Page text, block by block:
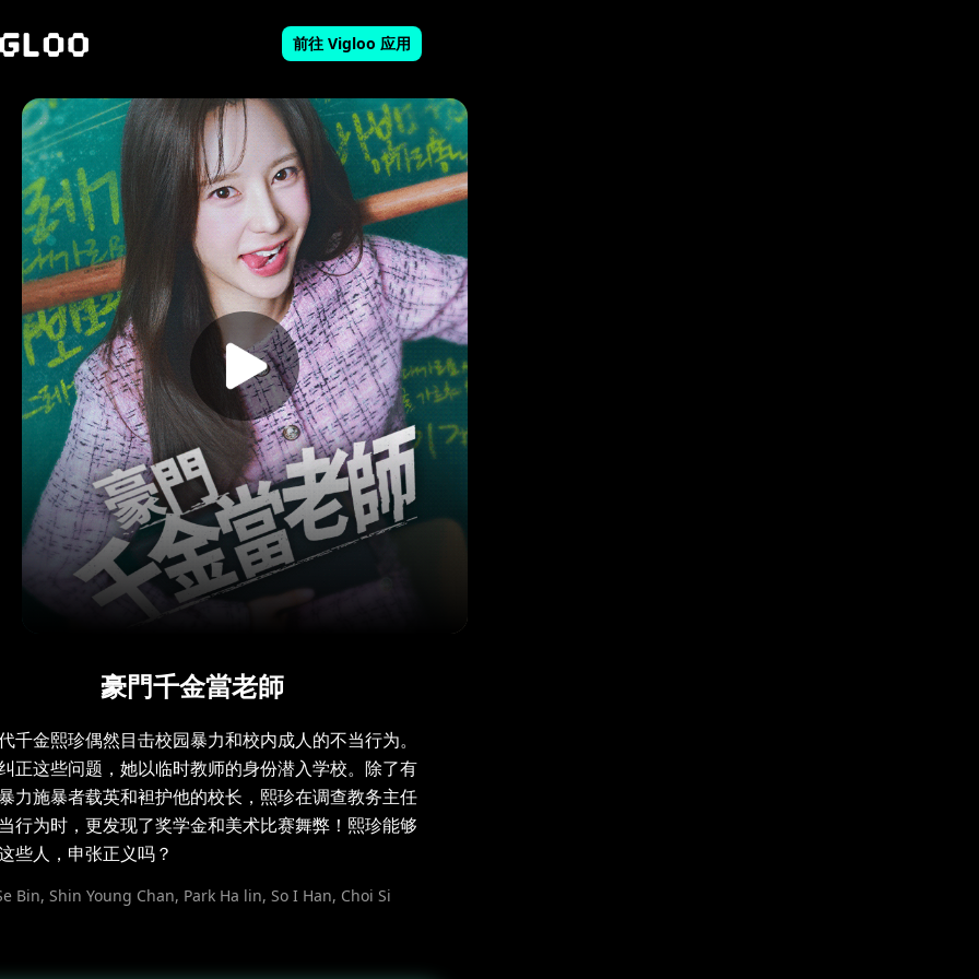
前往 Vigloo 应用
豪門千金當老師
千金熙珍偶然目击校园暴力和校内成人的不当行为。
正这些问题，她以临时教师的身份潜入学校。除了有
力施暴者载英和袒护他的校长，熙珍在调查教务主任
行为时，更发现了奖学金和美术比赛舞弊！熙珍能够
些人，申张正义吗？
Bin, Shin Young Chan, Park Ha lin, So I Han, Choi Si